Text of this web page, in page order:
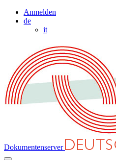
Anmelden
de
it
Dokumentenserver